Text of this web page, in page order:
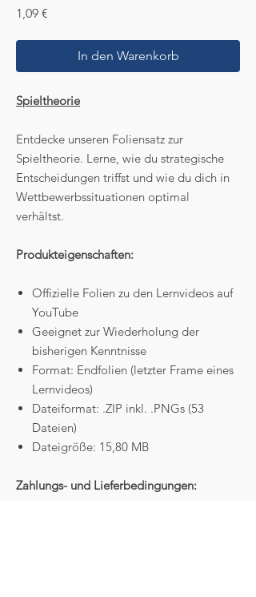
1,09 €
In den Warenkorb
Spieltheorie
Entdecke unseren Foliensatz zur
Spieltheorie. Lerne, wie du strategische
Entscheidungen triffst und wie du dich in
Wettbewerbssituationen optimal
verhältst.
Produkteigenschaften:
Offizielle Folien zu den Lernvideos auf
YouTube
Geeignet zur Wiederholung der
bisherigen Kenntnisse
Format: Endfolien (letzter Frame eines
Lernvideos)
Dateiformat: .ZIP inkl. .PNGs (53
Dateien)
Dateigröße: 15,80 MB
Zahlungs- und Lieferbedingungen: